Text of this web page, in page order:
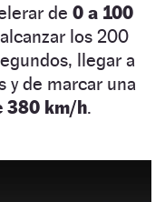
de 0 a 100
los 200
llegar a
y de marcar una
380 km/h.